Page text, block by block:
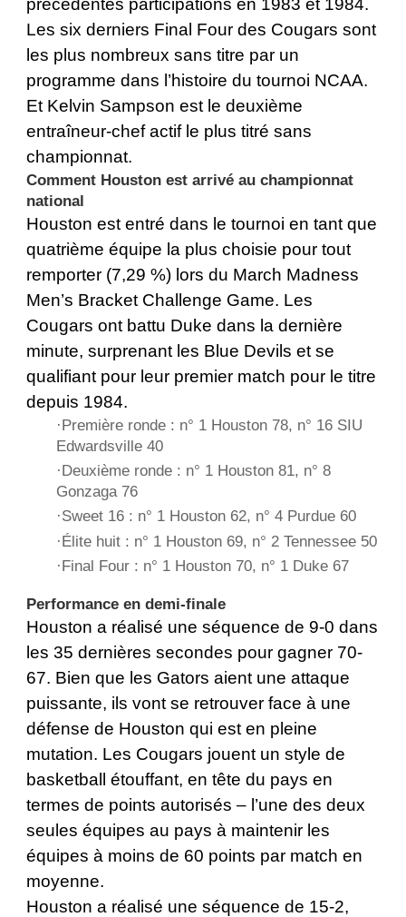
précédentes participations en 1983 et 1984.
Les six derniers Final Four des Cougars sont
les plus nombreux sans titre par un
programme dans l’histoire du tournoi NCAA.
Et Kelvin Sampson est le deuxième
entraîneur-chef actif le plus titré sans
championnat.
Comment Houston est arrivé au championnat
national
Houston est entré dans le tournoi en tant que
quatrième équipe la plus choisie pour tout
remporter (7,29 %) lors du March Madness
Men’s Bracket Challenge Game. Les
Cougars ont battu Duke dans la dernière
minute, surprenant les Blue Devils et se
qualifiant pour leur premier match pour le titre
depuis 1984.
·Première ronde : n° 1 Houston 78, n° 16 SIU
Edwardsville 40
·Deuxième ronde : n° 1 Houston 81, n° 8
Gonzaga 76
·Sweet 16 : n° 1 Houston 62, n° 4 Purdue 60
·Élite huit : n° 1 Houston 69, n° 2 Tennessee 50
·Final Four : n° 1 Houston 70, n° 1 Duke 67
Performance en demi-finale
Houston a réalisé une séquence de 9-0 dans
les 35 dernières secondes pour gagner 70-
67. Bien que les Gators aient une attaque
puissante, ils vont se retrouver face à une
défense de Houston qui est en pleine
mutation. Les Cougars jouent un style de
basketball étouffant, en tête du pays en
termes de points autorisés – l’une des deux
seules équipes au pays à maintenir les
équipes à moins de 60 points par match en
moyenne.
Houston a réalisé une séquence de 15-2,